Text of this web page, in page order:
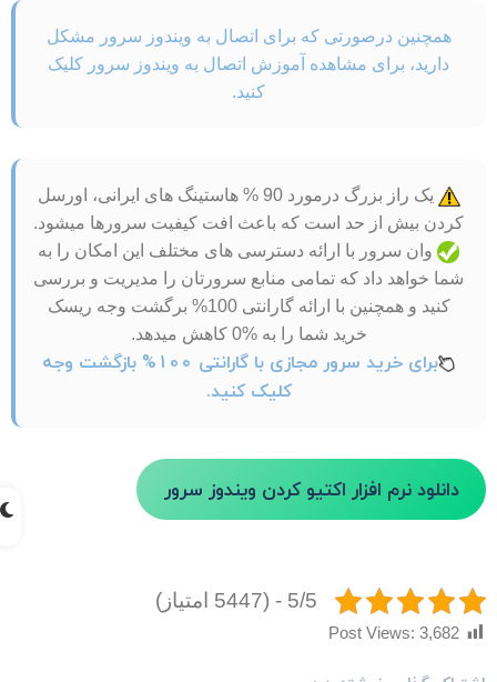
همچنین درصورتی که برای اتصال به ویندوز سرور مشکل
دارید، برای مشاهده آموزش اتصال به ویندوز سرور کلیک
کنید.
یک راز بزرگ درمورد 90 % هاستینگ های ایرانی، اورسل
کردن بیش از حد است که باعث افت کیفیت سرورها میشود.
وان سرور با ارائه دسترسی های مختلف این امکان را به
شما خواهد داد که تمامی منابع سرورتان را مدیریت و بررسی
کنید و همچنین با ارائه گارانتی 100% برگشت وجه ریسک
خرید شما را به %0 کاهش میدهد.
برای خرید سرور مجازی با گارانتی 100% بازگشت وجه
کلیک کنید.
دانلود نرم افزار اکتیو کردن ویندوز سرور
5/5 - (5447 امتیاز)
Post Views: 3,682